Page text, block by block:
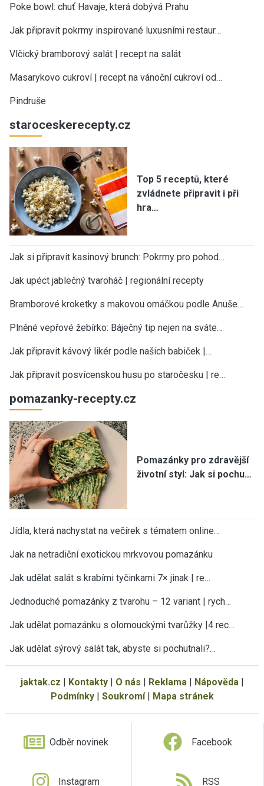
Poke bowl: chuť Havaje, která dobývá Prahu
Jak připravit pokrmy inspirované luxusními restaur…
Vlčický bramborový salát | recept na salát
Masarykovo cukroví | recept na vánoční cukroví od…
Pindruše
staroceskerecepty.cz
Top 5 receptů, které
zvládnete připravit i při
hra…
Jak si připravit kasinový brunch: Pokrmy pro pohod…
Jak upéct jablečný tvaroháč | regionální recepty
Bramborové kroketky s makovou omáčkou podle Anuše…
Plněné vepřové žebírko: Báječný tip nejen na sváte…
Jak připravit kávový likér podle našich babiček |…
Jak připravit posvícenskou husu po staročesku | re…
pomazanky-recepty.cz
Pomazánky pro zdravější
životní styl: Jak si pochu…
Jídla, která nachystat na večírek s tématem online…
Jak na netradiční exotickou mrkvovou pomazánku
Jak udělat salát s krabími tyčinkami 7× jinak | re…
Jednoduché pomazánky z tvarohu – 12 variant | rych…
Jak udělat pomazánku s olomouckými tvarůžky |4 rec…
Jak udělat sýrový salát tak, abyste si pochutnali?…
jaktak.cz | Kontakty| O nás | Reklama| Nápověda|
Podmínky| Soukromí| Mapa stránek
Odběr novinek Facebook
Instagram RSS